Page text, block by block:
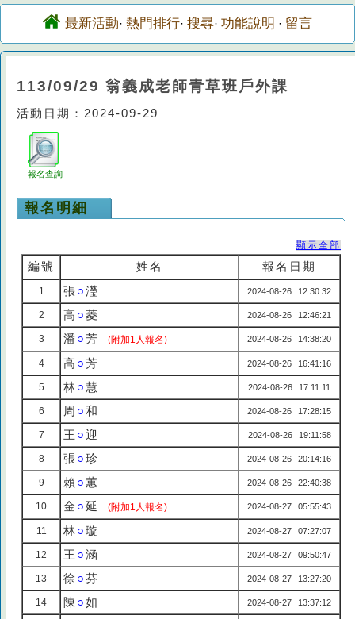
最新活動· 熱門排行· 搜尋· 功能說明 · 留言
113/09/29 翁義成老師青草班戶外課
活動日期：2024-09-29
報名查詢
報名明細
顯示全部
編號 姓名 報名日期
1 張○瀅 2024-08-26 12:30:32
2 高 ○菱 2024-08-26 12:46:21
3 潘 ○芳 (附加1人報名) 2024-08-26 14:38:20
4 高 ○芳 2024-08-26 16:41:16
5 林○慧 2024-08-26 17:11:11
6 周 ○和 2024-08-26 17:28:15
7 王 ○迎 2024-08-26 19:11:58
8 張○珍 2024-08-26 20:14:16
9 賴 ○蕙 2024-08-26 22:40:38
10 金 ○ 延 (附加1人報名) 2024-08-27 05:55:43
11 林○璇 2024-08-27 07:27:07
12 王 ○涵 2024-08-27 09:50:47
13 徐 ○芬 2024-08-27 13:27:20
14 陳 ○如 2024-08-27 13:37:12